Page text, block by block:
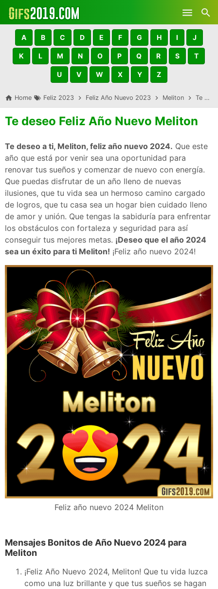
Skip to main content
A B C D E F G H I J
K L M N O P Q R S T
U V W X Y Z
Home Feliz 2023 Feliz Año Nuevo 2023 Meliton Te deseo Feliz Año Nuevo Meliton
Te deseo Feliz Año Nuevo Meliton
Te deseo a ti, Meliton, feliz año nuevo 2024. Que este
año que está por venir sea una oportunidad para
renovar tus sueños y comenzar de nuevo con energía.
Que puedas disfrutar de un año lleno de nuevas
ilusiones, que tu vida sea un hermoso camino cargado
de logros, que tu casa sea un hogar bien cuidado lleno
de amor y unión. Que tengas la sabiduría para enfrentar
los obstáculos con fortaleza y seguridad para así
conseguir tus mejores metas. ¡Deseo que el año 2024
sea un éxito para ti Meliton! ¡Feliz año nuevo 2024!
Feliz año nuevo 2024 Meliton
Mensajes Bonitos de Año Nuevo 2024 para
Meliton
¡Feliz Año Nuevo 2024, Meliton! Que tu vida luzca
como una luz brillante y que tus sueños se hagan